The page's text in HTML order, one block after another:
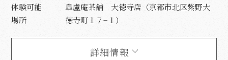
体験可能
場所
皐盧庵茶舗 大徳寺店（京都市北区紫野大
徳寺町１７−１）
詳細情報